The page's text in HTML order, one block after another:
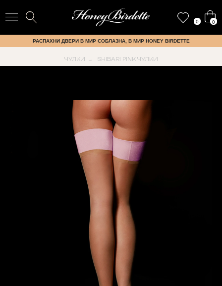
0 0
РАСПАХНИ ДВЕРИ В МИР СОБЛАЗНА, В МИР HONEY BIRDETTE
ЧУЛКИ → SHIBARI PINK ЧУЛКИ